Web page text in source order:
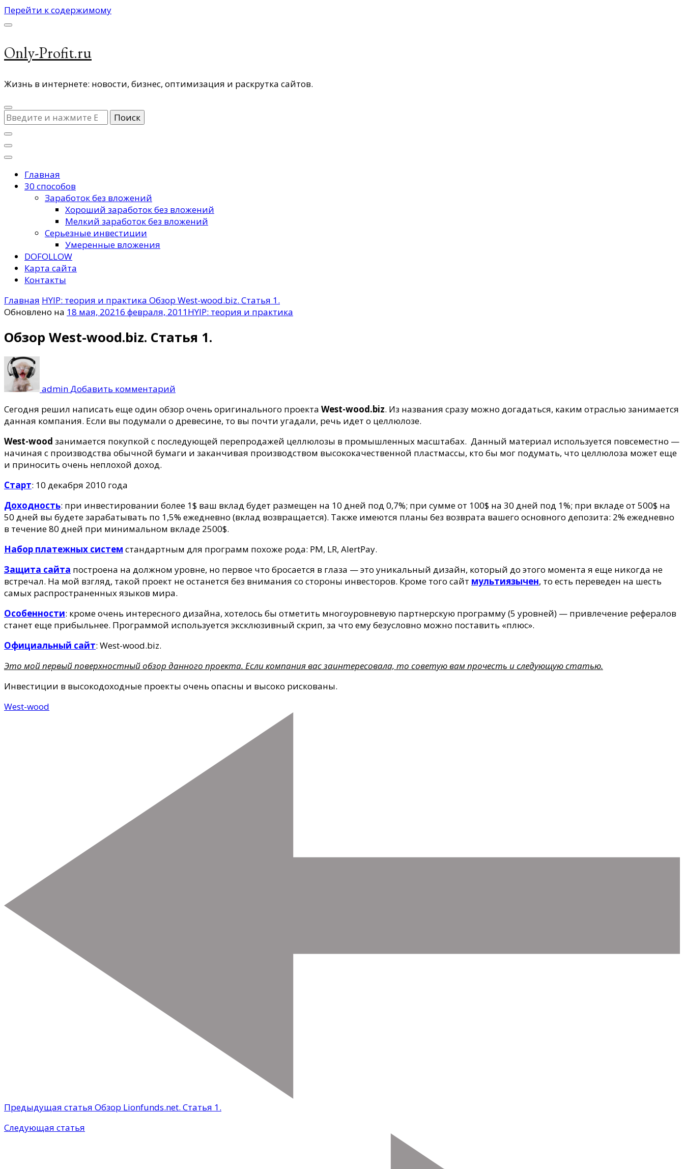
Перейти к содержимому
Only-Profit.ru
Жизнь в интернете: новости, бизнес, оптимизация и раскрутка сайтов.
Ищите
что-
то?
Главная
30 способов
Заработок без вложений
Хороший заработок без вложений
Мелкий заработок без вложений
Серьезные инвестиции
Умеренные вложения
DOFOLLOW
Карта сайта
Контакты
Главная HYIP: теория и практика Обзор West-wood.biz. Статья 1.
Обновлено на 18 мая, 20216 февраля, 2011HYIP: теория и практика
Обзор West-wood.biz. Статья 1.
adminДобавить комментарий
West-
wood.biz.
Статья
Сегодня решил написать еще один обзор очень оригинального проекта West-wood.biz. Из названия сразу можно догадаться, каким отраслью занимается
данная компания. Если вы подумали о древесине, то вы почти угадали, речь идет о целлюлозе.
West-wood занимается покупкой с последующей перепродажей целлюлозы в промышленных масштабах. Данный материал используется повсеместно —
начиная с производства обычной бумаги и заканчивая производством высококачественной пластмассы, кто бы мог подумать, что целлюлоза может еще
и приносить очень неплохой доход.
Старт: 10 декабря 2010 года
Доходность: при инвестировании более 1$ ваш вклад будет размещен на 10 дней под 0,7%; при сумме от 100$ на 30 дней под 1%; при вкладе от 500$ на
50 дней вы будете зарабатывать по 1,5% ежедневно (вклад возвращается). Также имеются планы без возврата вашего основного депозита: 2% ежедневно
в течение 80 дней при минимальном вкладе 2500$.
Набор платежных систем стандартным для программ похоже рода: PM, LR, AlertPay.
Защита сайта построена на должном уровне, но первое что бросается в глаза — это уникальный дизайн, который до этого момента я еще никогда не
встречал. На мой взгляд, такой проект не останется без внимания со стороны инвесторов. Кроме того сайт мультиязычен, то есть переведен на шесть
самых распространенных языков мира.
Особенности: кроме очень интересного дизайна, хотелось бы отметить многоуровневую партнерскую программу (5 уровней) — привлечение рефералов
станет еще прибыльнее. Программой используется эксклюзивный скрип, за что ему безусловно можно поставить «плюс».
Официальный сайт: West-wood.biz.
Это мой первый поверхностный обзор данного проекта. Если компания вас заинтересовала, то советую вам прочесть и следующую статью.
Инвестиции в высокодоходные проекты очень опасны и высоко рискованы.
West-wood
Предыдущая статья Обзор Lionfunds.net. Статья 1.
Следующая статья